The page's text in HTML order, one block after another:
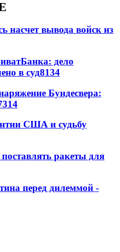
насчет вывода войск из
дело
в суд8134
Бундесвера:
США и судьбу
ракеты для
перед дилеммой -